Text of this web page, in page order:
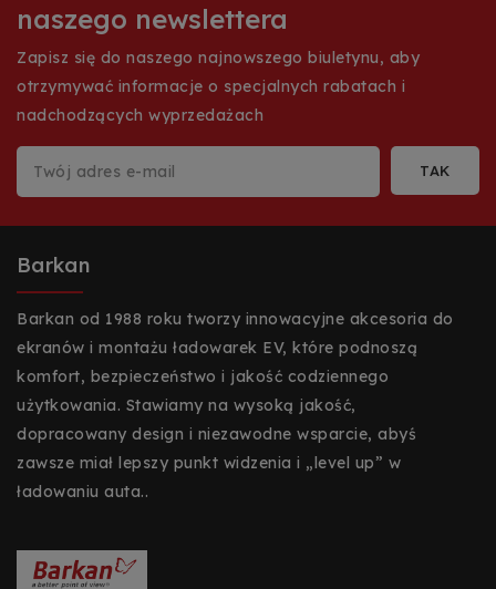
naszego newslettera
Zapisz się do naszego najnowszego biuletynu, aby
otrzymywać informacje o specjalnych rabatach i
nadchodzących wyprzedażach
Barkan
Barkan od 1988 roku tworzy innowacyjne akcesoria do
ekranów i montażu ładowarek EV, które podnoszą
komfort, bezpieczeństwo i jakość codziennego
użytkowania. Stawiamy na wysoką jakość,
dopracowany design i niezawodne wsparcie, abyś
zawsze miał lepszy punkt widzenia i „level up” w
ładowaniu auta..